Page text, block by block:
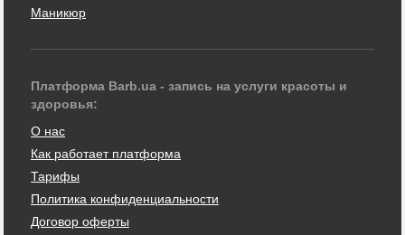
Маникюр
Платформа Barb.ua - запись на услуги красоты и
здоровья:
О нас
Как работает платформа
Тарифы
Политика конфиденциальности
Договор оферты